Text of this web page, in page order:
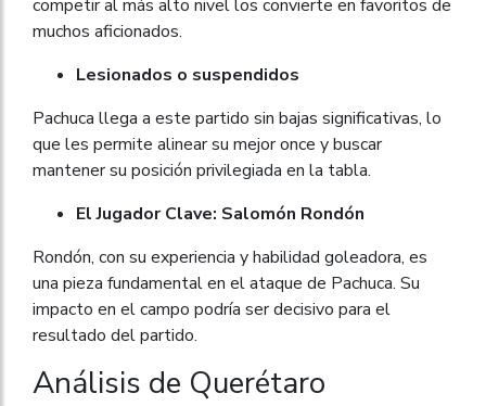
competir al más alto nivel los convierte en favoritos de
muchos aficionados.
Lesionados o suspendidos
Pachuca llega a este partido sin bajas significativas, lo
que les permite alinear su mejor once y buscar
mantener su posición privilegiada en la tabla.
El Jugador Clave: Salomón Rondón
Rondón, con su experiencia y habilidad goleadora, es
una pieza fundamental en el ataque de Pachuca. Su
impacto en el campo podría ser decisivo para el
resultado del partido.
Análisis de Querétaro